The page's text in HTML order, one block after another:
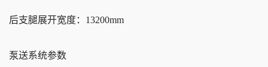
后支腿展开宽度：13200mm
泵送系统参数